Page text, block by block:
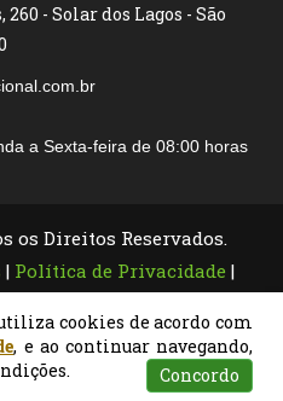
- Solar dos Lagos - São
a Sexta-feira de 08:00 horas
os Direitos Reservados.
| Política de Privacidade |
cookies de acordo com
, e ao continuar navegando,
Concordo
Matrículas